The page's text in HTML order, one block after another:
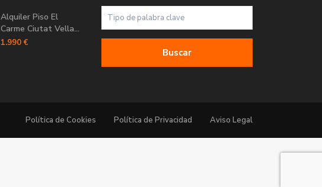
Alquiler Piso El
Carme Ciutat Vella...
1.990 €
Buscar
Política de Cookies Política de Privacidad Aviso Legal